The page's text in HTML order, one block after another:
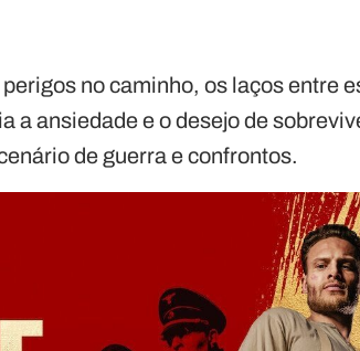
no caminho, os laços entre
a ansiedade e o desejo de
de guerra e confrontos.